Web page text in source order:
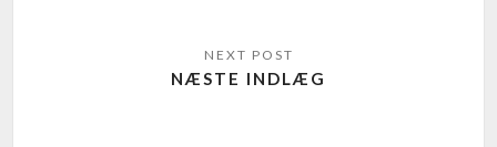
NÆSTE INDLÆG